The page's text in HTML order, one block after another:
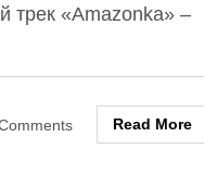
трек «Amazonka» –
Read More